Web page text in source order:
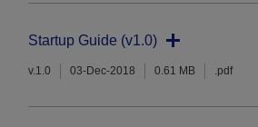
Startup Guide (v1.0)
v.1.0 03-Dec-2018 0.61 MB .pdf